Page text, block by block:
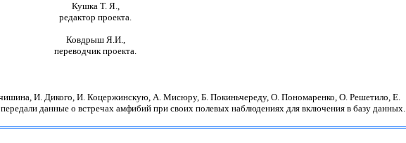
Кушка Т. Я.,
редактор проекта.
Ковдрыш Я.И.,
переводчик проекта.
И. Дикого, И. Коцержинскую, А. Мисюру, Б. Покиньчереду, О. Пономаренко, О. Решетило, Е.
данные о встречах амфибий при своих полевых наблюдениях для включения в базу данных.